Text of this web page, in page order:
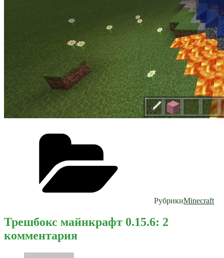
РубрикиMinecraft
Трешбокс майнкрафт 0.15.6: 2
комментария